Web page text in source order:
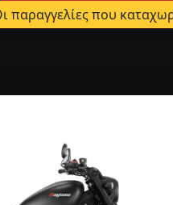
παραγγελίες που
ΑΦΙΞΗ
26*